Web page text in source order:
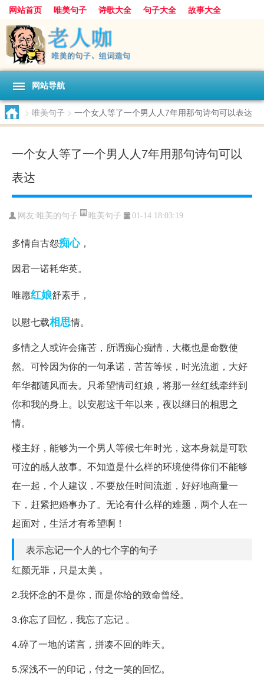
网站首页 唯美句子 诗歌大全 句子大全
故事大全
人生感悟
其他美文 美文欣赏
感人故事
句子分类
网站导航
> 唯美句子 > 一个女人等了一个男人人7年用那句诗句可以表达
一个女人等了一个男人人7年用那句诗句可以
表达
网友: 唯美的句子 唯美句子 01-14 18:03:19
多情自古怨痴心，
因君一诺耗华英。
唯愿红娘舒素手，
以慰七载相思情。
多情之人或许会痛苦，所谓痴心痴情，大概也是命数使
然。可怜因为你的一句承诺，苦苦等候，时光流逝，大好
年华都随风而去。只希望情司红娘，将那一丝红线牵绊到
你和我的身上。以安慰这千年以来，夜以继日的相思之
情。
楼主好，能够为一个男人等候七年时光，这本身就是可歌
可泣的感人故事。不知道是什么样的环境使得你们不能够
在一起，个人建议，不要放任时间流逝，好好地商量一
下，赶紧把婚事办了。无论有什么样的难题，两个人在一
起面对，生活才有希望啊！
表示忘记一个人的七个字的句子
红颜无罪，只是太美 。
2.我怀念的不是你，而是你给的致命曾经。
3.你忘了回忆，我忘了忘记 。
4.碎了一地的诺言，拼凑不回的昨天。
5.深浅不一的印记，付之一笑的回忆。